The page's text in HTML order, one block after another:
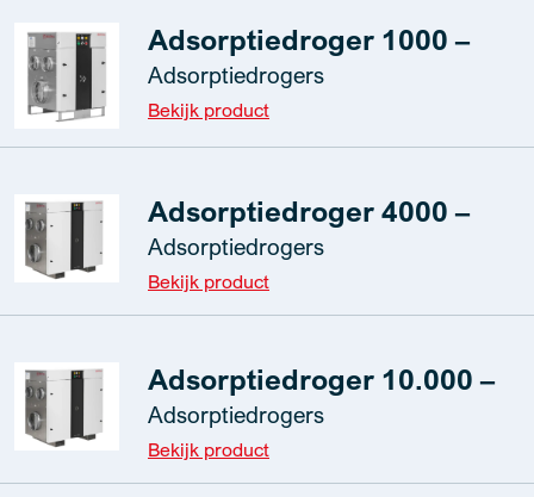
Adsorptiedroger 1000 –
Adsorptiedrogers
Bekijk product
Adsorptiedroger 4000 –
Adsorptiedrogers
Bekijk product
Adsorptiedroger 10.000 –
Adsorptiedrogers
Bekijk product